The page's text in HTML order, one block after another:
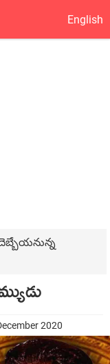
English
2020